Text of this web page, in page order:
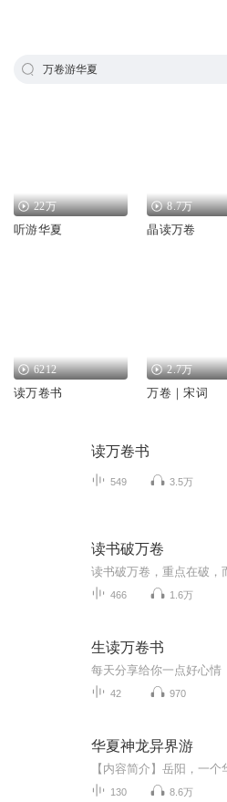
万卷游华夏
22万
听游华夏
8.7万
晶读万卷
6212
读万卷书
2.7万
万卷｜宋词
读万卷书
549 3.5万
读书破万卷
读书破万卷，重点在破，
466 1.6万
生读万卷书
每天分享给你一点好心情
42 970
华夏神龙异界游
130 8.6万